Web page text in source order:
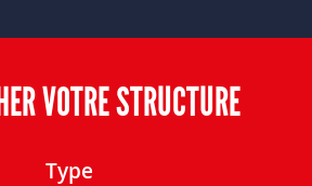
VOTRE STRUCTURE
Type